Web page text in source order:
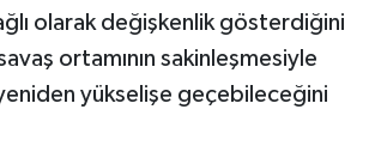
olarak değişkenlik gösterdiğini
ortamının sakinleşmesiyle
yükselişe geçebileceğini